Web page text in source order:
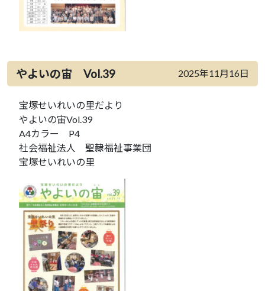
やよいの宙 Vol.39 2025年11月16日
宝塚せいれいの里だより
やよいの宙Vol.39
A4カラー P4
社会福祉法人 聖隷福祉事業団
宝塚せいれいの里